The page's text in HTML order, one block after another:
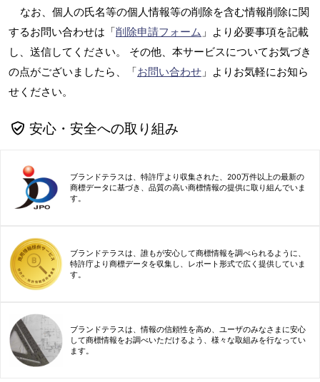
なお、個人の氏名等の個人情報等の削除を含む情報削除に関
するお問い合わせは「削除申請フォーム 」より必要事項を記載
し、送信してください。 その他、本サービスについてお気づき
の点がございましたら、「お問い合わせ 」よりお気軽にお知ら
せください。
安心・安全への取り組み
ブランドテラスは、特許庁より収集された、200万件以上の最新の
商標データに基づき、品質の高い商標情報の提供に取り組んでいま
す。
ブランドテラスは、誰もが安心して商標情報を調べられるように、
特許庁より商標データを収集し、レポート形式で広く提供していま
す。
ブランドテラスは、情報の信頼性を高め、ユーザのみなさまに安心
して商標情報をお調べいただけるよう、様々な取組みを行なってい
ます。